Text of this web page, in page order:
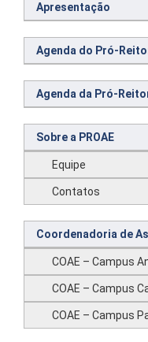
Apresentação
Agenda do Pró-
Agenda da Pró-
Sobre a PROAE
Equipe
Contatos
Coordenadoria de
COAE – Campus
COAE – Campus
COAE – Campus